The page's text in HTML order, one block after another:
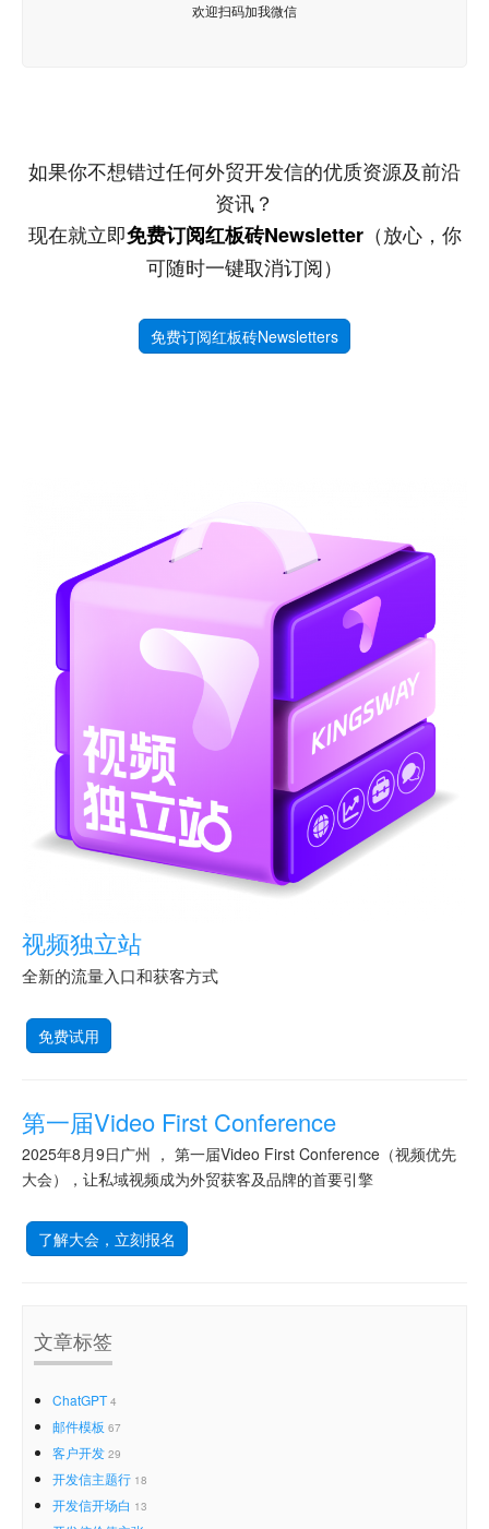
欢迎扫码加我微信
如果你不想错过任何外贸开发信的优质资源及前沿
资讯？
现在就立即免费订阅红板砖Newsletter（放心，你
可随时一键取消订阅）
免费订阅红板砖Newsletters
视频独立站
全新的流量入口和获客方式
免费试用
第一届Video First Conference
2025年8月9日广州 ， 第一届Video First Conference（视频优先
大会），让私域视频成为外贸获客及品牌的首要引擎
了解大会，立刻报名
文章标签
ChatGPT 4
邮件模板 67
客户开发 29
开发信主题行 18
开发信开场白 13